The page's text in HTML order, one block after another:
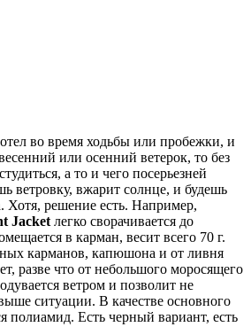
во время ходьбы или пробежки, и
или осенний ветерок, то без
а то и чего посерьезней
ветровку, вжарит солнце, и будешь
решение есть. Например,
Jacket легко сворачивается до
в карман, весит всего 70 г.
карманов, капюшона и от ливня
разве что от небольшого моросящего
ветром и позволит не
ситуации. В качестве основного
полиамид. Есть черный вариант, есть